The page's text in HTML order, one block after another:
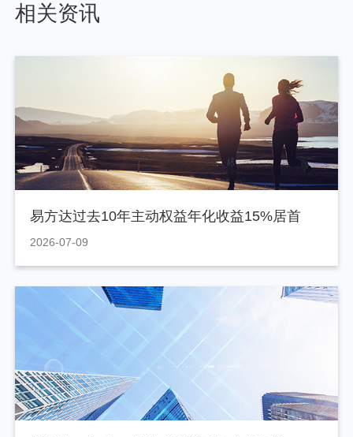
相关资讯
易方达过去10年主动权益年化收益15%居首
2026-07-09